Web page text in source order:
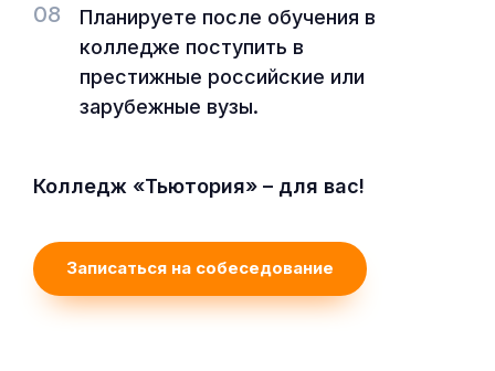
08
Планируете после обучения в
колледже поступить в
престижные российские или
зарубежные вузы.
Колледж «Тьютория» – для вас!
Записаться на собеседование